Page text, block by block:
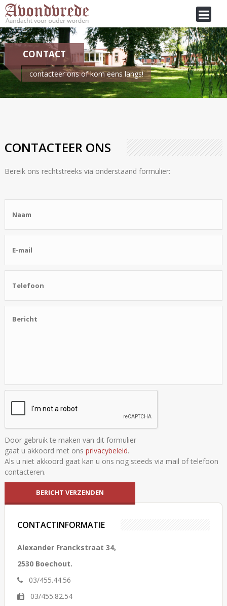
CONTACT
contacteer ons of kom eens langs!
CONTACTEER ONS
Bereik ons rechtstreeks via onderstaand formulier:
Door gebruik te maken van dit formulier
gaat u akkoord met ons privacybeleid.
Als u niet akkoord gaat kan u ons nog steeds via mail of telefoon
contacteren.
CONTACTINFORMATIE
Alexander Franckstraat 34,
2530 Boechout.
03/455.44.56
03/455.82.54